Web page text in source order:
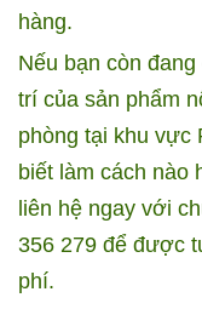
hàng.
Nếu bạn còn
trí của sản phẩm
phòng tại khu vực
biết làm cách nào
liên hệ ngay với
356 279 để được
phí.